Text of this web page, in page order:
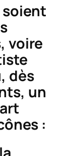
voire
dès
un
: